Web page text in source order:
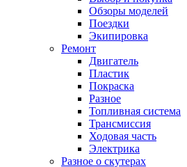
Обзоры моделей
Поездки
Экипировка
Ремонт
Двигатель
Пластик
Покраска
Разное
Топливная система
Трансмиссия
Ходовая часть
Электрика
Разное о скутерах